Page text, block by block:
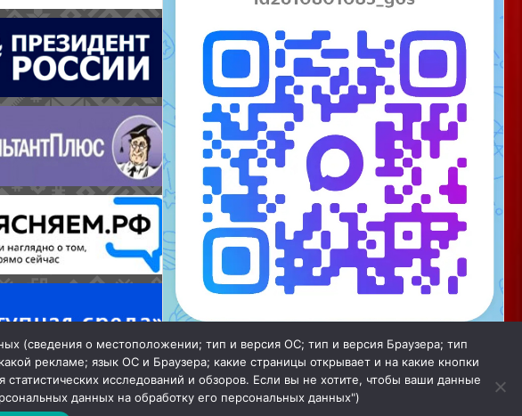
Мы в МАХ
Закрыть
(сведения о местоположении; тип и версия ОС; тип и версия Браузера; тип
рекламе; язык ОС и Браузера; какие страницы открывает и на какие кнопки
исследований и обзоров. Если вы не хотите, чтобы ваши данные
данных на обработку его персональных данных")